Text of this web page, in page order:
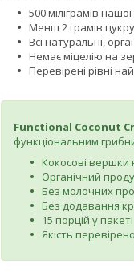
500 міліграмів
Менш 2 грамів
Всі натуральні,
Немає міцелію на
Перевірені рівні
Functional Coconut
функціональним
Кокосові вершки
Органічний
Без молочних
Без додавання
15 порцій у пакеті
Якість